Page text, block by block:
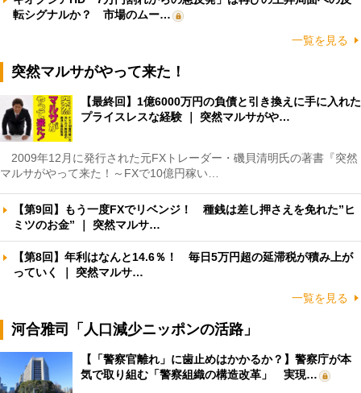
転シグナルか？ 市場のムー…
一覧を見る
突然マルサがやって来た！
【最終回】1億6000万円の負債と引き換えに手に入れた
プライスレスな経験 ｜ 突然マルサがや…
2009年12月に発行された元FXトレーダー・磯貝清明氏の著書『突然
マルサがやって来た！～FXで10億円稼い…
【第9回】もう一度FXでリベンジ！ 種銭は差し押さえを免れた”ヒ
ミツのお金” ｜ 突然マルサ…
【第8回】年利はなんと14.6％！ 毎日5万円超の延滞税が積み上が
っていく ｜ 突然マルサ…
一覧を見る
河合雅司「人口減少ニッポンの活路」
【「警察官離れ」に歯止めはかかるか？】警察庁が本
気で取り組む「警察組織の構造改革」 実現…